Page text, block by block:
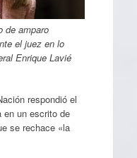
de amparo
el juez en lo
Enrique Lavié
respondió el
en un escrito de
se rechace «la